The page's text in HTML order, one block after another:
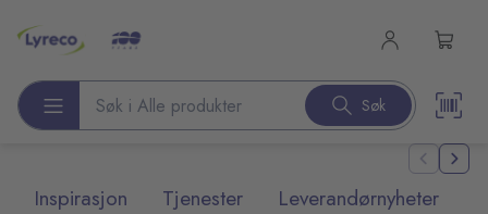
Søk etter produkter Søk
Inspirasjon Tjenester Leverandørnyheter